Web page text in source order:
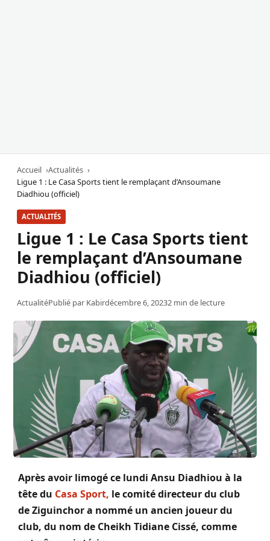
Accueil
Actualités
Ligue 1 : Le Casa Sports tient le remplaçant d’Ansoumane
Diadhiou (officiel)
ACTUALITÉS
Ligue 1 : Le Casa Sports tient
le remplaçant d’Ansoumane
Diadhiou (officiel)
ActualitéPublié par Kabirdécembre 6, 20232 min de lecture
Après avoir limogé ce lundi Ansu Diadhiou à la
tête du Casa Sport, le comité directeur du club
deZiguinchora nommé un ancien joueur du
club, du nom de Cheikh Tidiane Cissé, comme